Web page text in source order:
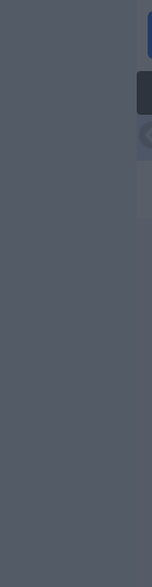
Portugal
Jogos na TV